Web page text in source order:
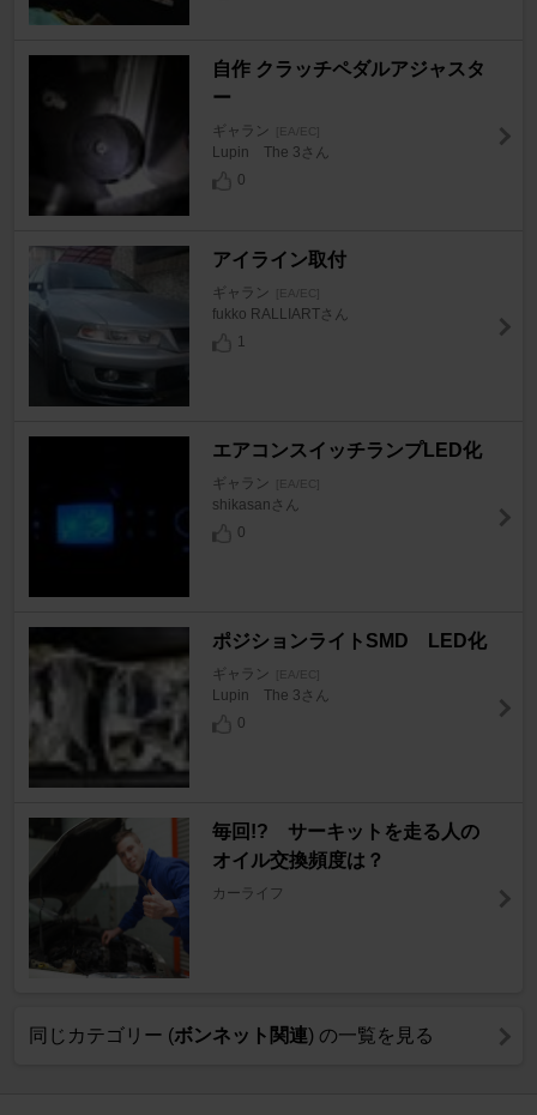
自作 クラッチペダルアジャスタ
ー
ギャラン [EA/EC]
Lupin The 3さん
0
アイライン取付
ギャラン [EA/EC]
fukko RALLIARTさん
1
エアコンスイッチランプLED化
ギャラン [EA/EC]
shikasanさん
0
ポジションライトSMD LED化
ギャラン [EA/EC]
Lupin The 3さん
0
毎回!? サーキットを走る人の
オイル交換頻度は？
カーライフ
同じカテゴリー (ボンネット関連) の一覧を見る